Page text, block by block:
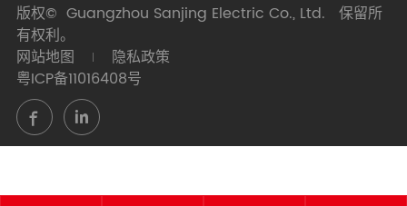
版权© Guangzhou Sanjing Electric Co., Ltd.
保留所
有权利。
网站地图
隐私政策
粤ICP备11016408号
 